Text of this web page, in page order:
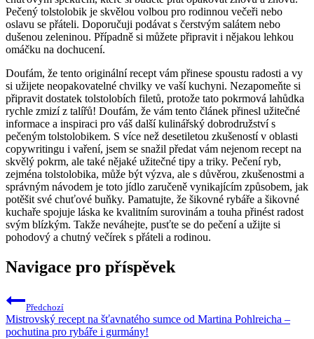
Pečený tolstolobik je skvělou volbou pro rodinnou večeři nebo
oslavu se přáteli. Doporučuji podávat s čerstvým salátem nebo
dušenou zeleninou. Případně si můžete připravit i nějakou lehkou
omáčku na dochucení.
Doufám, že tento originální recept vám přinese spoustu radosti a vy
si užijete neopakovatelné chvilky ve vaší kuchyni. Nezapomeňte si
připravit dostatek tolstolobích filetů, protože tato pokrmová lahůdka
rychle zmizí z talířů! Doufám, že vám tento článek přinesl užitečné
informace a inspiraci pro váš další kulinářský dobrodružství s
pečeným tolstolobikem. S více než desetiletou zkušeností v oblasti
copywritingu i vaření, jsem se snažil předat vám nejenom recept na
skvělý pokrm, ale také nějaké užitečné tipy a triky. Pečení ryb,
zejména tolstolobika, může být výzva, ale s důvěrou, zkušenostmi a
správným návodem je toto jídlo zaručeně vynikajícím způsobem, jak
potěšit své chuťové buňky. Pamatujte, že šikovné rybáře a šikovné
kuchaře spojuje láska ke kvalitním surovinám a touha přinést radost
svým blízkým. Takže neváhejte, pusťte se do pečení a užijte si
pohodový a chutný večírek s přáteli a rodinou.
Navigace pro příspěvek
Předchozí
Mistrovský recept na šťavnatého sumce od Martina Pohlreicha –
pochutina pro rybáře i gurmány!